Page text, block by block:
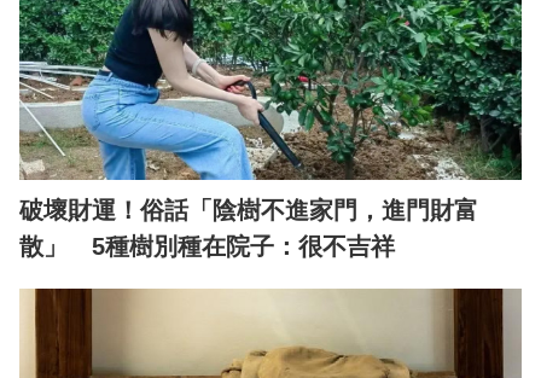
破壞財運！俗話「陰樹不進家門，進門財富
散」 5種樹別種在院子：很不吉祥